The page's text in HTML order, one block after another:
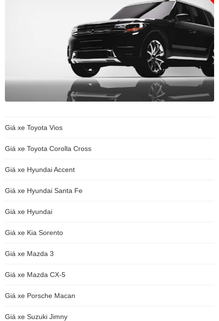
Giá xe Toyota Vios
Giá xe Toyota Corolla Cross
Giá xe Hyundai Accent
Giá xe Hyundai Santa Fe
Giá xe Hyundai
Giá xe Kia Sorento
Giá xe Mazda 3
Giá xe Mazda CX-5
Giá xe Porsche Macan
Giá xe Suzuki Jimny